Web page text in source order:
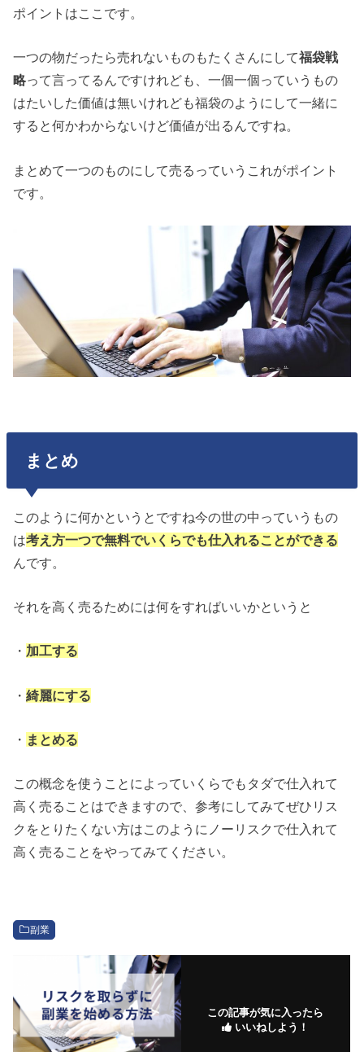
ポイントはここです。
一つの物だったら売れないものもたくさんにして福袋戦
略って言ってるんですけれども、一個一個っていうもの
はたいした価値は無いけれども福袋のようにして一緒に
すると何かわからないけど価値が出るんですね。
まとめて一つのものにして売るっていうこれがポイント
です。
まとめ
このように何かというとですね今の世の中っていうもの
は考え方一つで無料でいくらでも仕入れることができる
んです。
それを高く売るためには何をすればいいかというと
・ 加工する
・綺麗にする
・ まとめる
この概念を使うことによっていくらでもタダで仕入れて
高く売ることはできますので、参考にしてみてぜひリス
クをとりたくない方はこのようにノーリスクで仕入れて
高く売ることをやってみてください。
副業
この記事が気に入ったら
いいねしよう！